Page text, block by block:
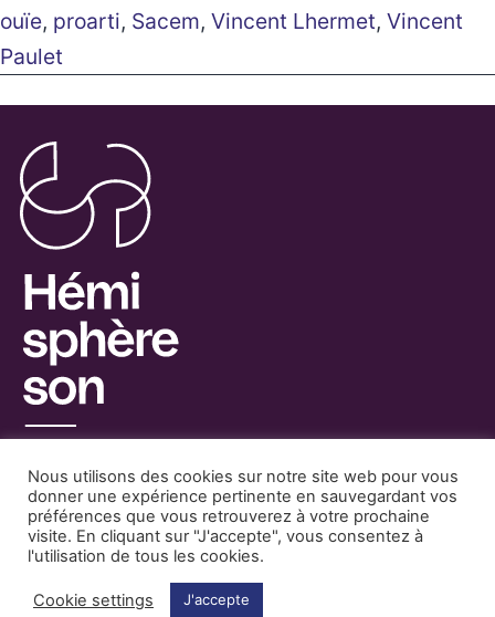
ouïe, proarti, Sacem, Vincent Lhermet, Vincent
Paulet
Facebook
Instagram
Mentions Légales
Partenaires
Contact
Nous utilisons des cookies sur notre site web pour vous
donner une expérience pertinente en sauvegardant vos
préférences que vous retrouverez à votre prochaine
visite. En cliquant sur "J'accepte", vous consentez à
l'utilisation de tous les cookies.
Cookie settings J'accepte